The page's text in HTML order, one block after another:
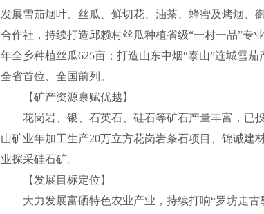
发展雪茄烟叶、丝瓜、鲜切花、油茶、蜂蜜及烤烟、
合作社，持续打造邱赖村丝瓜种植省级“一村一品”专
年全乡种植丝瓜625亩；打造山东中烟“泰山”连城雪
全省首位、全国前列。
【矿产资源禀赋优越】
花岗岩、银、石英石、硅石等矿石产量丰富，已
山矿业年加工生产20万立方花岗岩条石项目、锦诚建
业探采硅石矿。
【发展目标定位】
大力发展富硒特色农业产业，持续打响“罗坊走古